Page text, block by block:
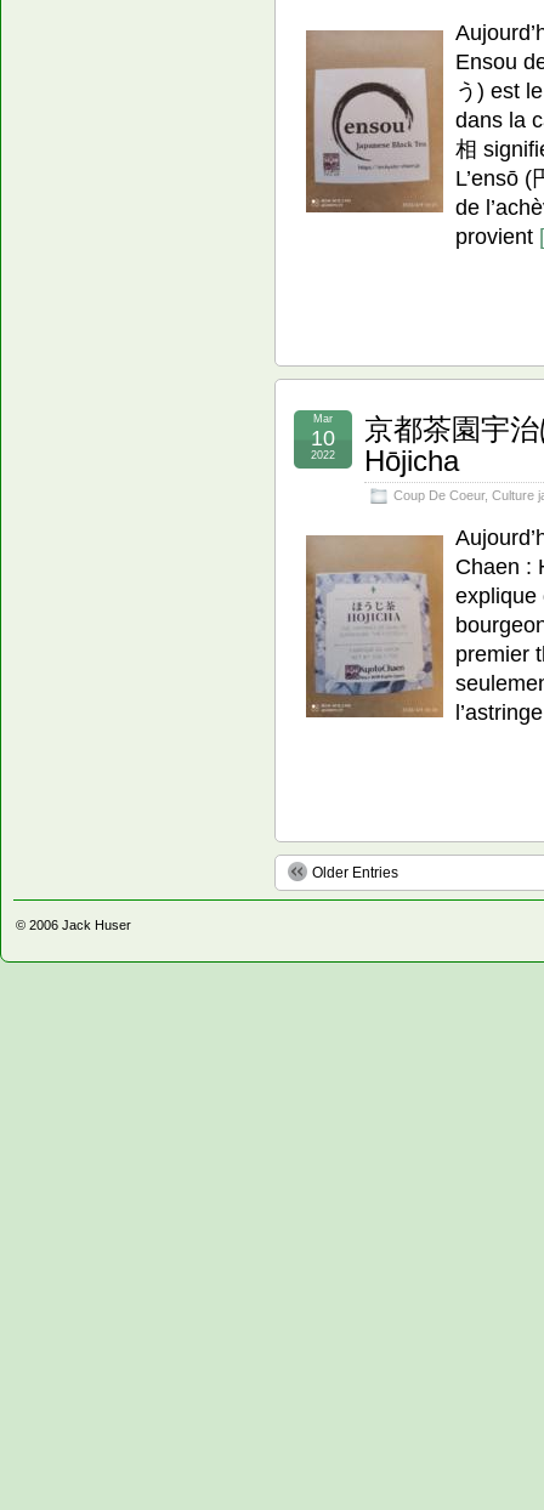
Ensou
う) est
dans la
相
L’ensō
de
provient
京都茶園宇
Hōjicha
Coup De Coeur, Culture
Mar
10
2022
Chaen :
explique
premier
Older Entries
© 2006 Jack Huser